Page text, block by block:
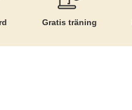
Gratis träning